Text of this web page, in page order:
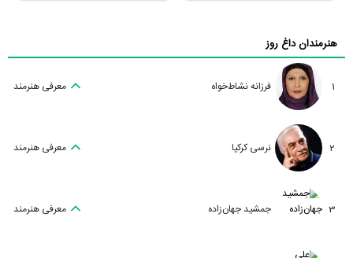
هنرمندان داغ روز
1 فرزانه نشاط‌خواه معرفی هنرمند
2 نرسی کرکیا معرفی هنرمند
3 جمشید جهان‌زاده معرفی هنرمند